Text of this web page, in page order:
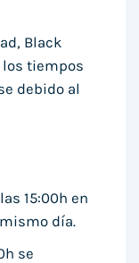
Black
los tiempos
debido al
15:00h en
día.
se